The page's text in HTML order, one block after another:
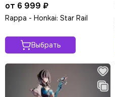
от 6 999 ₽
Rappa - Honkai: Star Rail
Выбрать